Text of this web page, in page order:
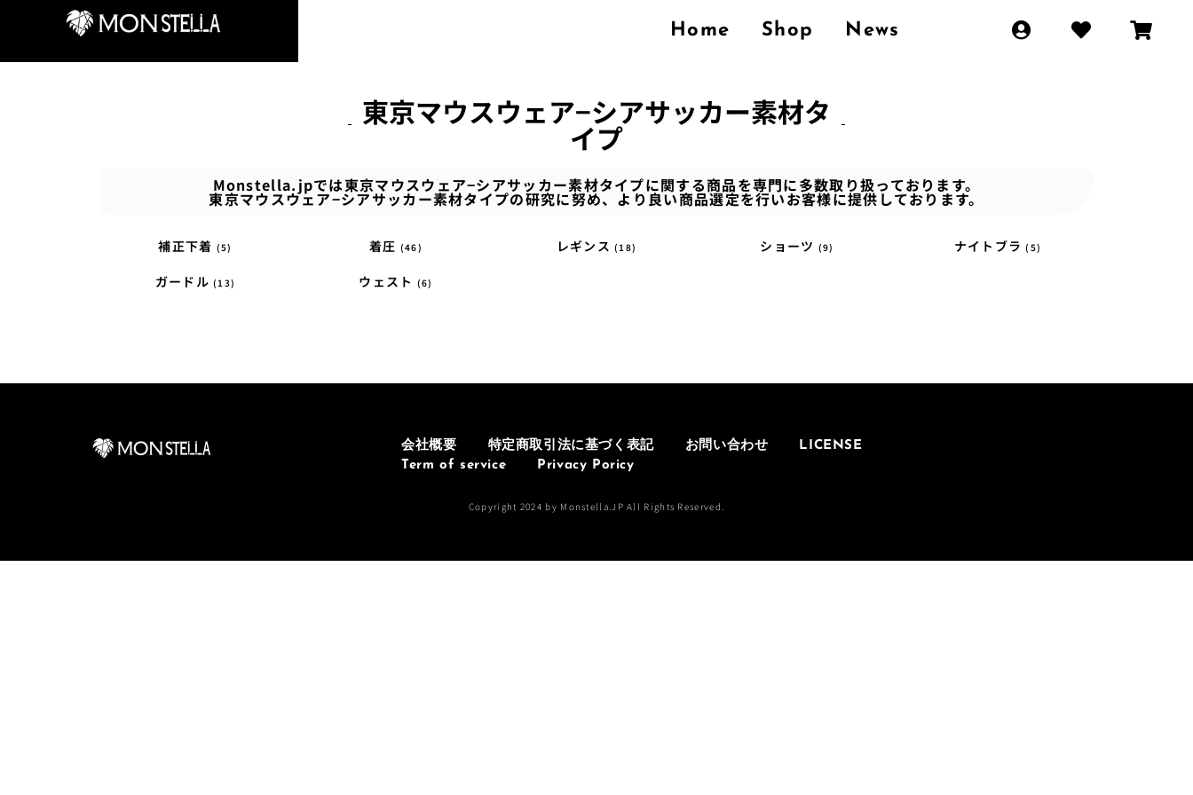
Home Shop News
東京マウスウェア−シアサッカー素材タ
イプ
Monstella.jpでは東京マウスウェア−シアサッカー素材タイプに関する商品を専門に多数取り扱っております。
東京マウスウェア−シアサッカー素材タイプの研究に努め、より良い商品選定を行いお客様に提供しております。
補正下着 (5) 着圧 (46) レギンス(18) ショーツ (9) ナイトブラ(5)
ガードル(13) ウェスト (6)
会社概要 特定商取引法に基づく表記 お問い合わせ
LICENSE
Term of service
Privacy Poricy
Copyright 2024 by Monstella.JP All Rights Reserved.